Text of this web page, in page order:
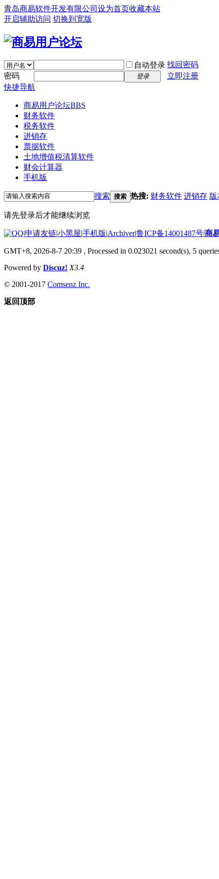
青岛商易软件开发有限公司 设为首页收藏本站
开启辅助访问 切换到宽版
自动登录 找回密码
密码
登录
立即注册
快捷导航
商易用户论坛BBS
财务软件
税务软件
进销存
票据软件
土地增值税清算软件
财会计算器
手机版
搜索 搜索 热搜: 财务软件 进销存 版
请先登录后才能继续浏览
|申请友链|小黑屋|手机版|Archiver|鲁ICP备14001487号|商
GMT+8, 2026-8-7 20:39 , Processed in 0.023021 second(s), 5
Powered by Discuz! X3.4
© 2001-2017 Comsenz Inc.
返回顶部